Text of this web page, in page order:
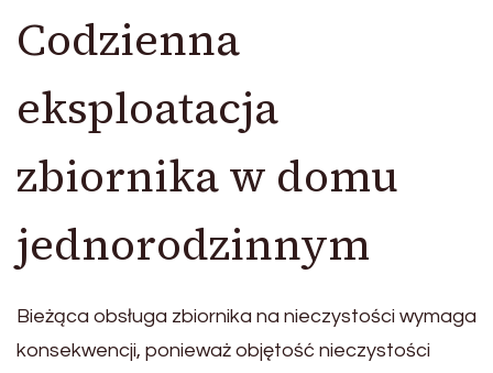
Codzienna
eksploatacja
zbiornika w domu
jednorodzinnym
Bieżąca obsługa zbiornika na nieczystości wymaga
konsekwencji, ponieważ objętość nieczystości